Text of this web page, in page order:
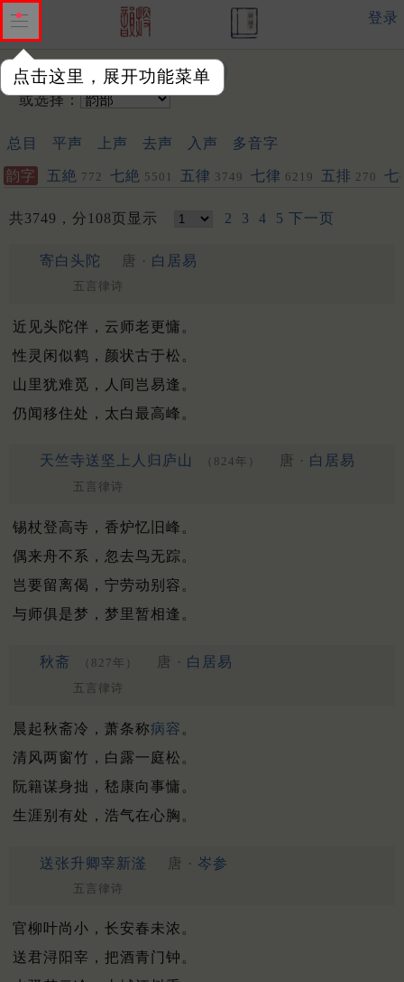
点击这里，展开功能菜单
登录
输入韵字：
或选择：
总目 平声 上声 去声 入声 多音字
韵字 五絶 772 七絶 5501 五律 3749 七律 6219 五排 270 七
共3749，分108页显示 2 3 4 5 下一页
寄白头陀 唐 · 白居易
五言律诗
近见头陀伴，云师老更慵。
性灵闲似鹤，颜状古于松。
山里犹难觅，人间岂易逢。
仍闻移住处，太白最高峰。
天竺寺送坚上人归庐山 （824年） 唐 · 白居易
五言律诗
锡杖登高寺，香炉忆旧峰。
偶来舟不系，忽去鸟无踪。
岂要留离偈，宁劳动别容。
与师俱是梦，梦里暂相逢。
秋斋 （827年） 唐 · 白居易
五言律诗
晨起秋斋冷，萧条称病容 。
清风两窗竹，白露一庭松。
阮籍谋身拙，嵇康向事慵。
生涯别有处，浩气在心胸。
送张升卿宰新滏 唐 · 岑参
五言律诗
官柳叶尚小，长安春未浓。
送君浔阳宰，把酒青门钟。